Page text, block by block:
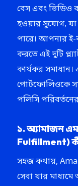
বেস এবং ভিডিও
হওয়ার সুযোগ, যা
পারে। আপনার ই-
করতে এই দুটি
কার্যকর
পোর্টফোলিওকে
পলিসি
১. অ্যামাজন
Fulfillment)
সহজ কথায়,
সেবা যার